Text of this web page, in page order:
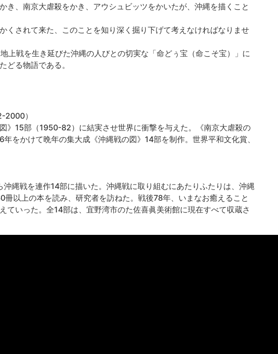
き、南京大虐殺をかき、アウシュビッツをかいたが、沖縄を描くこと
くされて来た、このことを知り深く掘り下げて考えなければなりませ
上戦を生き延びた沖縄の人びとの切実な「命どぅ宝（命こそ宝）」に
どる物語である。
2000）
》15部（1950-82）に結実させ世界に衝撃を与えた。《南京大虐殺の
をかけて晩年の集大成《沖縄戦の図》14部を制作。世界平和文化賞、
縄戦を連作14部に描いた。沖縄戦に取り組むにあたりふたりは、沖縄
以上の本を読み、研究者を訪ねた。戦後78年、いまなお癒えること
いった。全14部は、宜野湾市のた佐喜眞美術館に現在すべて収蔵さ